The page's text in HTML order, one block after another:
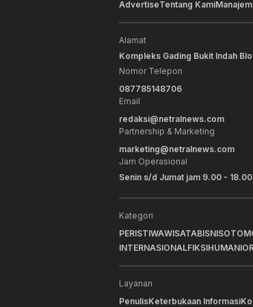
AdvertiseTentang Kami
Alamat
Kompleks Gading Bukit Indah
Nomor Telepon
087785148706
Email
redaksi@netralnews.com
Partnership & Marketing
marketing@netralnews.com
Jam Operasional
Senin s/d Jumat jam 9.00 -
Kategori
PERISTIWAWISATABISNIS
INTERNASIONALFIKSI
Layanan
PenulisKeterbukaan Informasi